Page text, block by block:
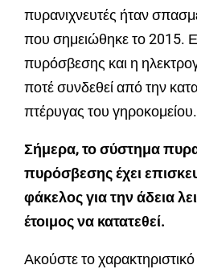
πυρανιχνευτές ήταν
που σημειώθηκε το 2015.
πυρόσβεσης και η
ποτέ συνδεθεί από την
πτέρυγας του γηροκομείου.
Σήμερα, το σύστημα
πυρόσβεσης έχει
φάκελος για την άδεια
έτοιμος να κατατεθεί.
Ακούστε το